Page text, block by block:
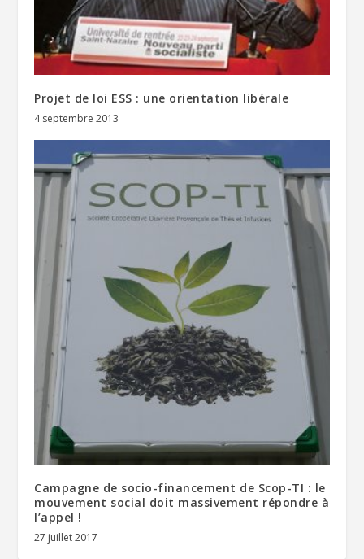
Projet de loi ESS : une orientation libérale
4 septembre 2013
Campagne de socio-financement de Scop-TI : le
mouvement social doit massivement répondre à
l’appel !
27 juillet 2017